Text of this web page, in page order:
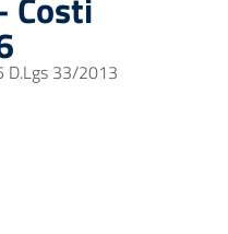
D.Lgs 33/2013